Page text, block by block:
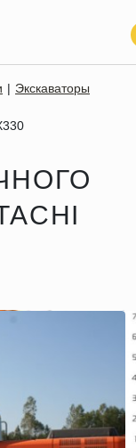
Экскаваторы